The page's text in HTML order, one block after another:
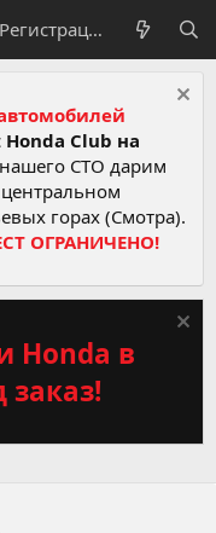
Регистрация
Honda Club на
СТО дарим
горах (Смотра).
ОГРАНИЧЕНО!
Honda в